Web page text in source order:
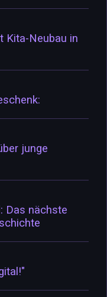
Kita-Neubau in
junge
Das nächste